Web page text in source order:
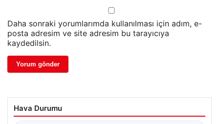
Daha sonraki yorumlarımda kullanılması için adım, e-
posta adresim ve site adresim bu tarayıcıya
kaydedilsin.
Hava Durumu